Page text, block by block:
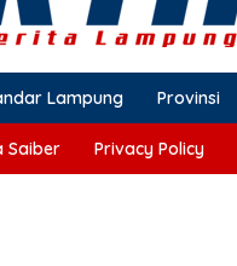
Lampung Provinsi
Saiber Privacy Policy